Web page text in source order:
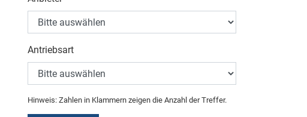
Antriebsart
Hinweis: Zahlen in Klammern zeigen die Anzahl der Treffer.